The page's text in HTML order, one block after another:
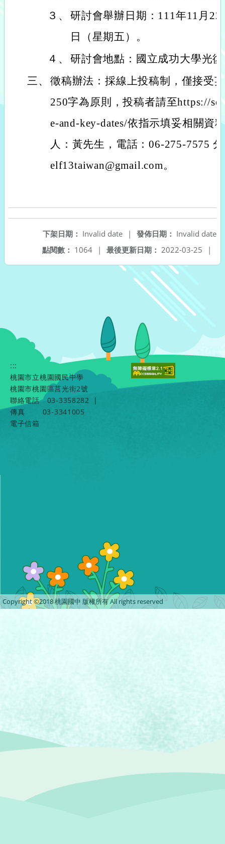
３、 研討會舉辦日期：111年11月
日（星期五）。
４、 研討會地點：國立成功大學光
三、 徵稿辦法：採線上投稿制，僅接受
250字為原則，投稿者請至https://
e-and-key-dates/依指示填妥相關資
人：黃先生，電話：06-275-7575
elf13taiwan@gmail.com。
發佈日期： Invalid date
下架日期： Invalid date
|
最後更新日期： 2022-03-25 |
點閱數： 1064 |
:::
桃園市立桃園國民中學
桃園市桃園區莒光街2號
聯絡電話
03-3358282
|
傳真
03-3341005
電子信箱
Copyright ©2018 桃園國中 版權所有 All rights reserved